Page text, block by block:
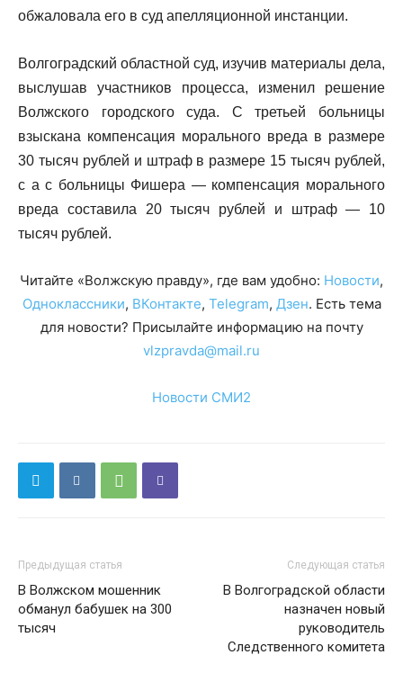
обжаловала его в суд апелляционной инстанции.
Волгоградский областной суд, изучив материалы дела,
выслушав участников процесса, изменил решение
Волжского городского суда. С третьей больницы
взыскана компенсация морального вреда в размере
30 тысяч рублей и штраф в размере 15 тысяч рублей,
с а с больницы Фишера — компенсация морального
вреда составила 20 тысяч рублей и штраф — 10
тысяч рублей.
Читайте «Волжскую правду», где вам удобно: Новости,
Одноклассники, ВКонтакте, Telegram, Дзен. Есть тема
для новости? Присылайте информацию на почту
vlzpravda@mail.ru
Новости СМИ2
Предыдущая статья
В Волжском мошенник
обманул бабушек на 300
тысяч
Следующая статья
В Волгоградской области
назначен новый
руководитель
Следственного комитета